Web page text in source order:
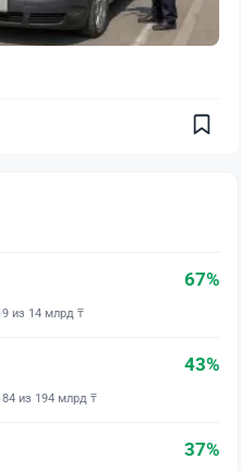
67%
9 из 14 млрд ₸
43%
84 из 194 млрд ₸
37%